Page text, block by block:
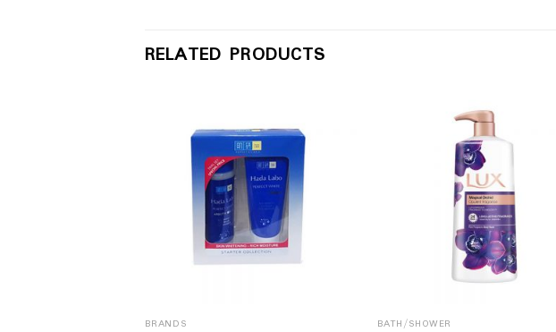
RELATED PRODUCTS
BRANDS BATH/SHOWER